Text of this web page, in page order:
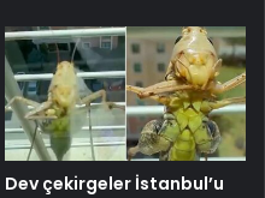
Dev çekirgeler İstanbul’u